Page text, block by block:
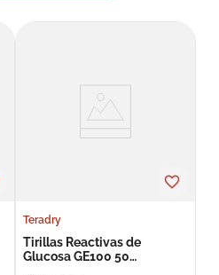
Teradry
Tirillas Reactivas de
Glucosa GE100 50